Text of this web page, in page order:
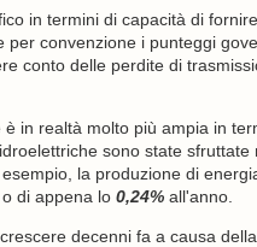
in termini di capacità di
convenzione i punteggi
conto delle perdite di
in realtà molto più ampia in
sono state sfruttate
la produzione di
di appena lo 0,24%all'anno.
decenni fa a causa